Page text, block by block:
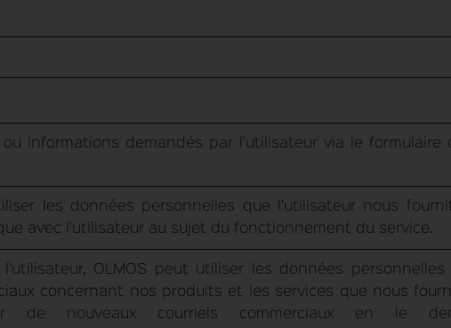
ou informations demandés par l'utilisateur via le formulaire
les données personnelles que l'utilisateur nous
avec l'utilisateur au sujet du fonctionnement du service.
OLMOS peut utiliser les données
concernant nos produits et les services que nous
de nouveaux courriels commerciaux en le